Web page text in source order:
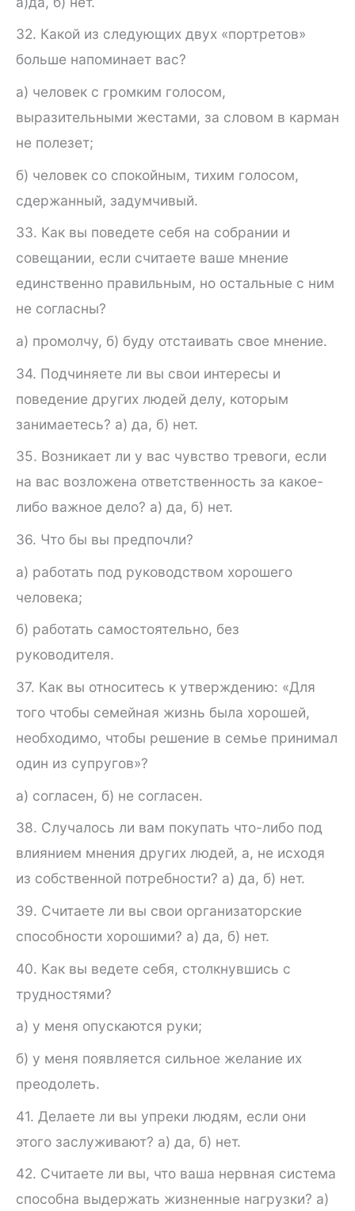
32. Какой из следующих двух «портретов»
больше напоми­нает вас?
а) человек с громким голосом,
выразительными жестами, за словом в карман
не полезет;
б) человек со спокойным, тихим голосом,
сдержанный, за­думчивый.
33. Как вы поведете себя на собрании и
совещании, если счи­таете ваше мнение
единственно правильным, но остальные с ним
не согласны?
а) промолчу, б) буду отстаивать свое мнение.
34. Подчиняете ли вы свои интересы и
поведение других лю­дей делу, которым
занимаетесь? а) да, б) нет.
35. Возникает ли у вас чувство тревоги, если
на вас возложе­на ответственность за какое-
либо важное дело? а) да, б) нет.
36. Что бы вы предпочли?
а) работать под руководством хорошего
человека;
б) работать самостоятельно, без
руководителя.
37. Как вы относитесь к утверждению: «Для
того чтобы се­мейная жизнь была хорошей,
необходимо, чтобы решение в се­мье принимал
один из супругов»?
а) согласен, б) не согласен.
38. Случалось ли вам покупать что-либо под
влиянием мне­ния других людей, а, не исходя
из собственной потребности? а) да, б) нет.
39. Считаете ли вы свои организаторские
способности хорошими? а) да, б) нет.
40. Как вы ведете себя, столкнувшись с
трудностями?
а) у меня опускаются руки;
б) у меня появляется сильное желание их
преодолеть.
41. Делаете ли вы упреки людям, если они
этого заслуживают? а) да, б) нет.
42. Считаете ли вы, что ваша нервная система
способна вы­держать жизненные нагрузки? а)